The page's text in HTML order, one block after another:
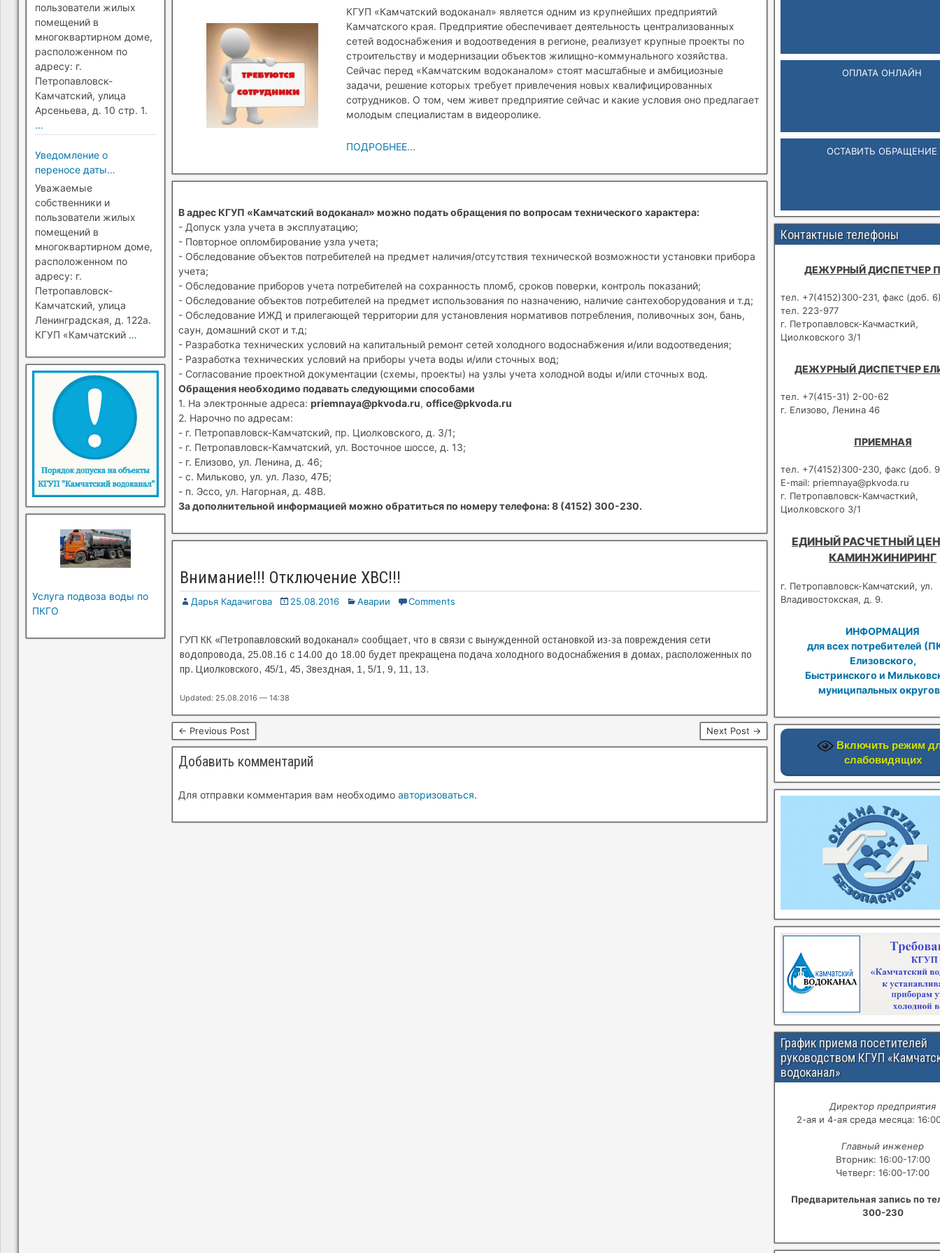
КГУП «Камчатский водоканал» является одним из крупнейших предприятий
Камчатского края. Предприятие обеспечивает деятельность централизованных
сетей водоснабжения и водоотведения в регионе, реализует крупные проекты по
строительству и модернизации объектов жилищно-коммунального хозяйства.
Сейчас перед «Камчатским водоканалом» стоят масштабные и амбициозные
задачи, решение которых требует привлечения новых квалифицированных
сотрудников. О том, чем живет предприятие сейчас и какие условия оно предлагает
молодым специалистам в видеоролике.
ПОДРОБНЕЕ...
В адрес КГУП «Камчатский водоканал» можно подать обращения по вопросам технического характера:
- Допуск узла учета в эксплуатацию;
- Повторное опломбирование узла учета;
- Обследование объектов потребителей на предмет наличия/отсутствия технической возможности установки прибора
учета;
- Обследование приборов учета потребителей на сохранность пломб, сроков поверки, контроль показаний;
- Обследование объектов потребителей на предмет использования по назначению, наличие сантехоборудования и т.д;
- Обследование ИЖД и прилегающей территории для установления нормативов потребления, поливочных зон, бань,
саун, домашний скот и т.д;
- Разработка технических условий на капитальный ремонт сетей холодного водоснабжения и/или водоотведения;
- Разработка технических условий на приборы учета воды и/или сточных вод;
- Согласование проектной документации (схемы, проекты) на узлы учета холодной воды и/или сточных вод.
Обращения необходимо подавать следующими способами
1. На электронные адреса: priemnaya@pkvoda.ru, office@pkvoda.ru
2. Нарочно по адресам:
- г. Петропавловск-Камчатский, пр. Циолковского, д. 3/1;
- г. Петропавловск-Камчатский, ул. Восточное шоссе, д. 13;
- г. Елизово, ул. Ленина, д. 46;
- с. Мильково, ул. ул. Лазо, 47Б;
- п. Эссо, ул. Нагорная, д. 48В.
За дополнительной информацией можно обратиться по номеру телефона: 8 (4152) 300-230.
Внимание!!! Отключение ХВС!!!
Дарья Кадачигова 25.08.2016 Аварии Comments
ГУП КК «Петропавловский водоканал» сообщает, что в связи с вынужденной остановкой из-за повреждения сети
водопровода, 25.08.16 с 14.00 до 18.00 будет прекращена подача холодного водоснабжения в домах, расположенных по
пр. Циолковского, 45/1, 45, Звездная, 1, 5/1, 9, 11, 13.
Updated: 25.08.2016 — 14:38
← Previous Post Next Post →
Добавить комментарий
Для отправки комментария вам необходимо авторизоваться.
Петропавловск-
Камчатский)
пользователи жилых
помещений в
многоквартирном доме,
расположенном по
адресу: г.
Петропавловск-
Камчатский, улица
Арсеньева, д. 10 стр. 1.
…
Уведомление о
переносе даты
перехода на прямые
платежи (г.
Петропавловск-
Камчатский)
Уважаемые
собственники и
пользователи жилых
помещений в
многоквартирном доме,
расположенном по
адресу: г.
Петропавловск-
Камчатский, улица
Ленинградская, д. 122а.
КГУП «Камчатский …
Услуга подвоза воды по
ПКГО
ОПЛАТА ОНЛАЙН
ОСТАВИТЬ ОБРАЩЕНИЕ
Контактные телефоны
ДЕЖУРНЫЙ ДИСПЕТЧЕР
тел. +7(4152)300-231, факс (доб.
тел. 223-977
г. Петропавловск-Качмасткий,
Циолковского 3/1
ДЕЖУРНЫЙ ДИСПЕТЧЕР
тел. +7(415-31) 2-00-62
г. Елизово, Ленина 46
ПРИЕМНАЯ
тел. +7(4152)300-230, факс (доб.
E-mail: priemnaya@pkvoda.ru
г. Петропавловск-Камчасткий,
Циолковского 3/1
ЕДИНЫЙ РАСЧЕТНЫЙ
КАМИНЖИНИРИНГ
г. Петропавловск-Камчатский, ул.
Владивостокская, д. 9.
ИНФОРМАЦИЯ
для всех потребителей
Елизовского,
Быстринского и
муниципальных
Включить режим
слабовидящих
График приема посетителей
руководством КГУП
водоканал»
Директор предприятия
2-ая и 4-ая среда месяца:
Главный инженер
Вторник: 16:00-17:00
Четверг: 16:00-17:00
Предварительная запись по
300-230